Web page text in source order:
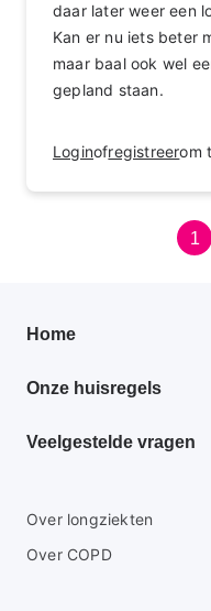
daar later weer een
Kan er nu iets beter
maar baal ook wel
gepland staan.
Loginofregistreerom
1
Primair
menu
Home
Onze huisregels
Veelgestelde vragen
Secundaire
footer
Over longziekten
Over COPD